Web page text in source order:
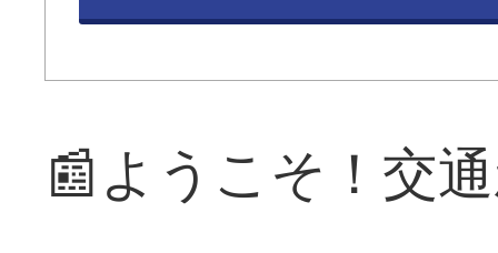
📰ようこそ！交